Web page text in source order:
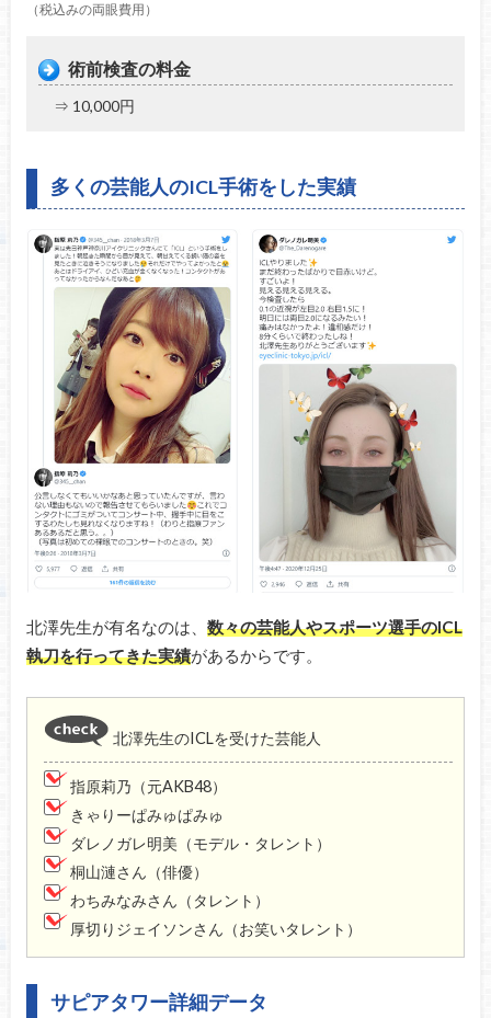
（税込みの両眼費用）
術前検査の料金
⇒ 10,000円
多くの芸能人のICL手術をした実績
北澤先生が有名なのは、 数々の芸能人やスポーツ選手のICL
執刀を行ってきた実績があるからです。
北澤先生のICLを受けた芸能人
指原莉乃（元AKB48）
きゃりーぱみゅぱみゅ
ダレノガレ明美（モデル・タレント）
桐山漣さん（俳優）
わちみなみさん（タレント）
厚切りジェイソンさん（お笑いタレント）
サピアタワー詳細データ